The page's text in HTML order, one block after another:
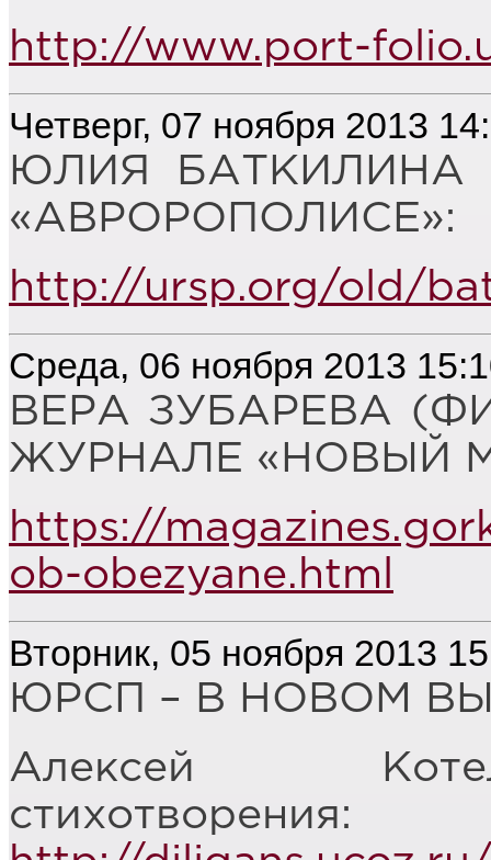
http://www.port-
Четверг, 07 ноября 2013
ЮЛИЯ БАТКИЛИНА
«АВРОРОПОЛИСЕ»:
http://ursp.org/old/
Среда, 06 ноября 2013
ВЕРА ЗУБАРЕВА
ЖУРНАЛЕ «НОВЫЙ
https://
ob-obezyane.html
Вторник, 05 ноября 2013
ЮРСП – В НОВОМ
Алексей
стихотворения: